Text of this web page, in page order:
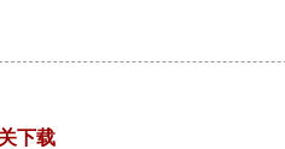
下载